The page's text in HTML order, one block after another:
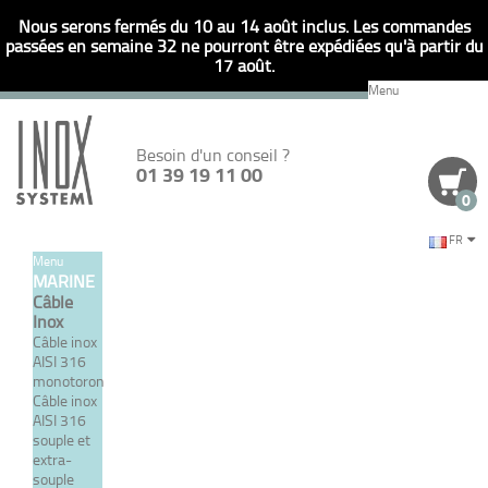
Nous serons fermés du 10 au 14 août inclus. Les commandes
passées en semaine 32 ne pourront être expédiées qu'à partir du
17 août.
Besoin d'un conseil ?
01 39 19 11 00
0
FR
Menu
Menu
MARINE
Câble
Inox
Câble inox
AISI 316
monotoron
Câble inox
AISI 316
souple et
extra-
souple
COMMENT CONTRÔLER